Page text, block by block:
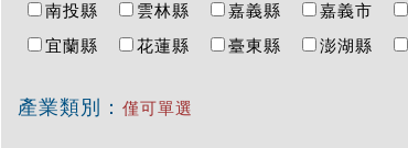
南投縣
雲林縣 嘉義縣 嘉義市
宜蘭縣
花蓮縣 臺東縣 澎湖縣
產業類別： 僅可單選